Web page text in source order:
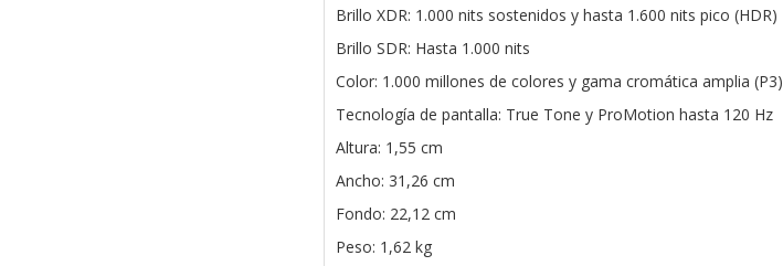
Brillo XDR: 1.000 nits sostenidos y hasta 1.600 nits pico (HDR)
Brillo SDR: Hasta 1.000 nits
Color: 1.000 millones de colores y gama cromática amplia (P3)
Tecnología de pantalla: True Tone y ProMotion hasta 120 Hz
Altura: 1,55 cm
Ancho: 31,26 cm
Fondo: 22,12 cm
Peso: 1,62 kg